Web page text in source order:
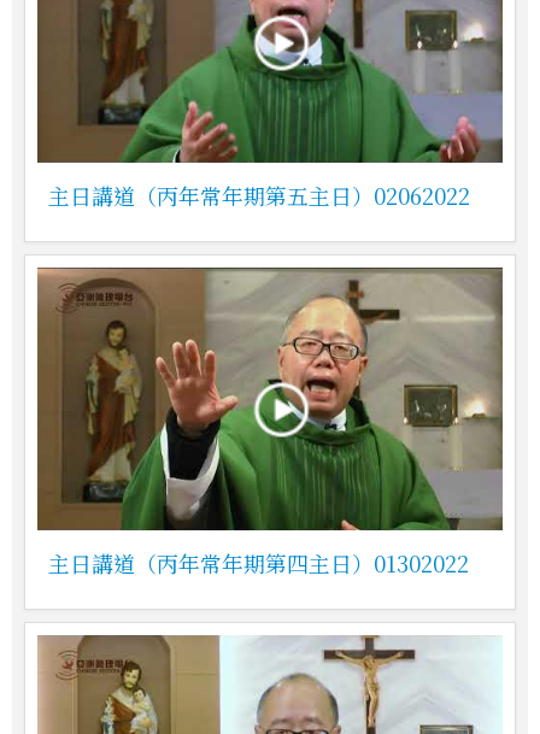
主日講道（丙年常年期第五主日）02062022
主日講道（丙年常年期第四主日）01302022